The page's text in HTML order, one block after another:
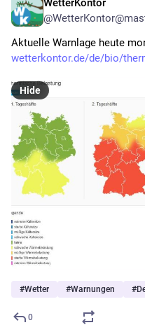
WetterKontor
Aktuelle Warnlage heute
wetterkontor.de/de/bio/
Hide
#Wetter #Warnungen #
0